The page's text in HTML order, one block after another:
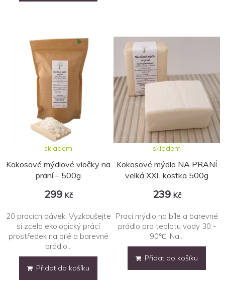
skladem
Kokosové mýdlové vločky na
praní – 500g
299 Kč
20 pracích dávek. Vyzkoušejte
si zcela ekologický prácí
prostředek na bílé a barevné
prádlo...
Přidat do košíku
skladem
Kokosové mýdlo NA PRANÍ
velká XXL kostka 500g
239 Kč
Prací mýdlo na bíle a barevné
prádlo pro teplotu vody 30 -
90℃. Na...
Přidat do košíku